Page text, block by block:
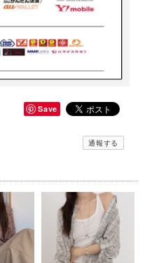
Save
通報する